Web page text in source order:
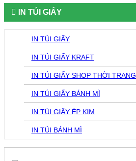
IN TÚI GIẤY
IN TÚI GIẤY
IN TÚI GIẤY KRAFT
IN TÚI GIẤY SHOP THỜI TRANG
IN TÚI GIẤY BÁNH MÌ
IN TÚI GIẤY ÉP KIM
IN TÚI BÁNH MÌ